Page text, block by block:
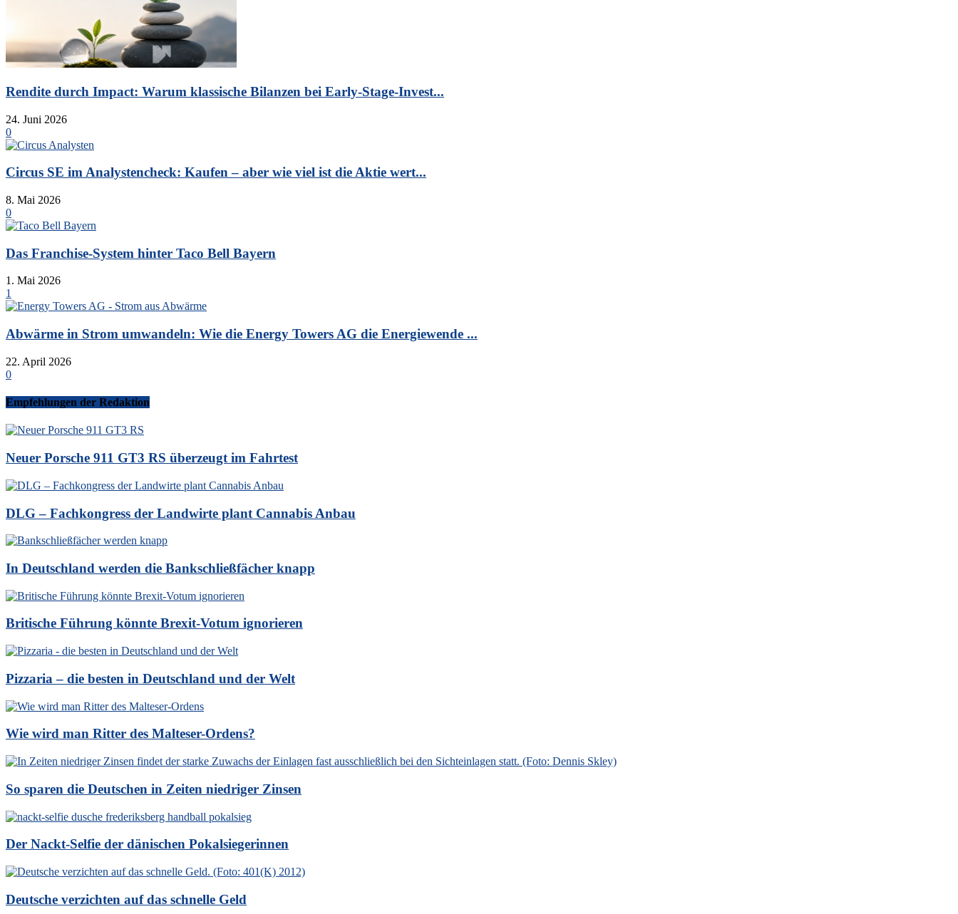
Rendite durch Impact: Warum klassische Bilanzen bei Early-Stage-Invest...
24. Juni 2026
0
Circus SE im Analystencheck: Kaufen – aber wie viel ist die Aktie wert...
8. Mai 2026
0
Das Franchise-System hinter Taco Bell Bayern
1. Mai 2026
1
Abwärme in Strom umwandeln: Wie die Energy Towers AG die Energiewende ...
22. April 2026
0
Empfehlungen der Redaktion
Neuer Porsche 911 GT3 RS überzeugt im Fahrtest
DLG – Fachkongress der Landwirte plant Cannabis Anbau
In Deutschland werden die Bankschließfächer knapp
Britische Führung könnte Brexit-Votum ignorieren
Pizzaria – die besten in Deutschland und der Welt
Wie wird man Ritter des Malteser-Ordens?
So sparen die Deutschen in Zeiten niedriger Zinsen
Der Nackt-Selfie der dänischen Pokalsiegerinnen
Deutsche verzichten auf das schnelle Geld